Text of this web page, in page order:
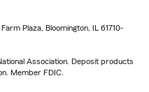
Plaza, Bloomington, IL 61710-
Association. Deposit products
Member FDIC.